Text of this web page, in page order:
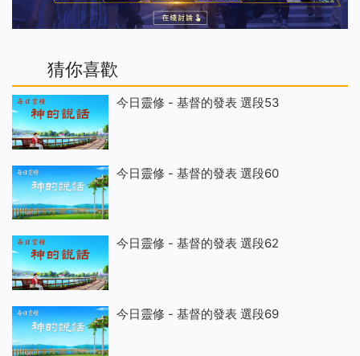
猜你喜歡
今日靈修 - 基督的發表 選段53
今日靈修 - 基督的發表 選段60
今日靈修 - 基督的發表 選段62
今日靈修 - 基督的發表 選段69